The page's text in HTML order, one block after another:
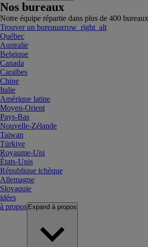
Nos bureaux
Notre équipe répartie dans plus de 400
Trouver un bureauarrow_right_alt
Québec
Australie
Belgique
Canada
Caraïbes
Chine
Italie
Amérique latine
Moyen-Orient
Pays-Bas
Nouvelle-Zélande
Taiwan
Türkiye
Royaume-Uni
États-Unis
République tchèque
Allemagne
Slovaquie
idées
à propos Expand à propos